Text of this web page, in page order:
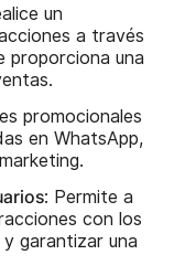
un
a través
proporciona una
promocionales
en WhatsApp,
: Permite a
con los
garantizar una